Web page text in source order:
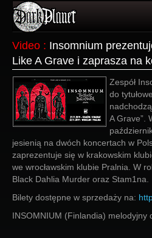
Użytkownicy
Wydarzenia
Galeria
Więcej
Login
Video : Insomnium
Like A Grave i zaprasza na
Zespół
do
A Grave”.
jesienią na dwóch koncertach w
zaprezentuje się w krakowskim
we wrocławskim klubie Pralnia. W
Black Dahlia Murder oraz Stam1na.
Bilety dostępne w sprzedaży na:
INSOMNIUM (Finlandia) melodyjny